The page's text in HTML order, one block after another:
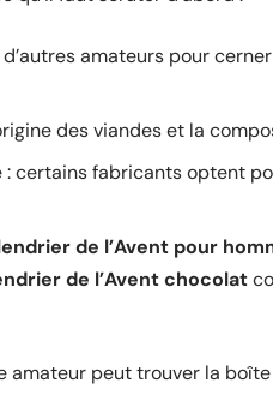
amateurs pour
des viandes et la
: certains fabricants optent
de l’Avent pour
de l’Avent chocolat
peut trouver la boîte